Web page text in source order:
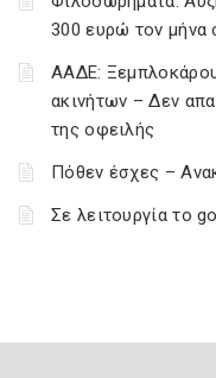
300 ευρώ τον μήνα
ΑΑΔΕ:
ακινήτων – Δεν
της οφειλής
Πόθεν έσχες –
Σε λειτουργία το